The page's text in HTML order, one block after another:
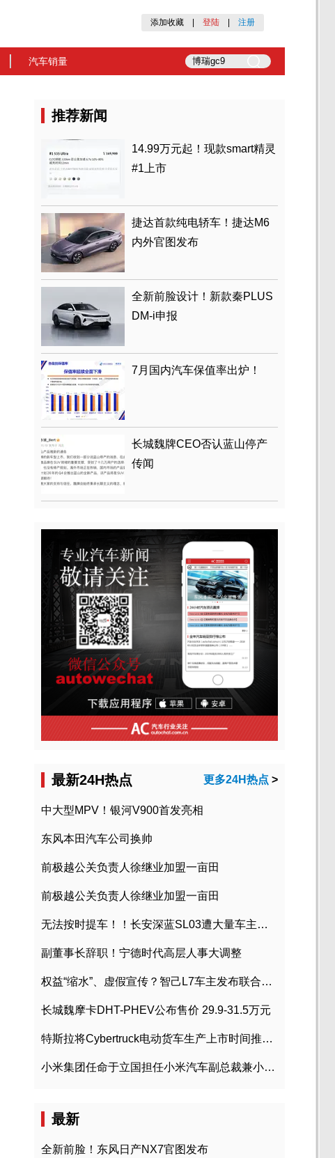
添加收藏 登陆 注册
汽车销量
推荐新闻
14.99万元起！现款smart精灵
#1上市
捷达首款纯电轿车！捷达M6
内外官图发布
全新前脸设计！新款秦PLUS
DM-i申报
7月国内汽车保值率出炉！
长城魏牌CEO否认蓝山停产
传闻
最新24H热点 更多24H热点 >
中大型MPV！银河V900首发亮相
东风本田汽车公司换帅
前极越公关负责人徐继业加盟一亩田
前极越公关负责人徐继业加盟一亩田
无法按时提车！！长安深蓝SL03遭大量车主投诉
副董事长辞职！宁德时代高层人事大调整
权益“缩水”、虚假宣传？智己L7车主发布联合维权声明
长城魏摩卡DHT-PHEV公布售价 29.9-31.5万元
特斯拉将Cybertruck电动货车生产上市时间推迟到2023年初
小米集团任命于立国担任小米汽车副总裁兼小米汽车北京总部政委
最新
全新前脸！东风日产NX7官图发布